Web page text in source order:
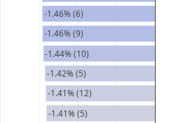
-1.41% (5)
-1.41% (12)
-1.42% (5)
-1.44% (10)
-1.46% (9)
-1.46% (6)